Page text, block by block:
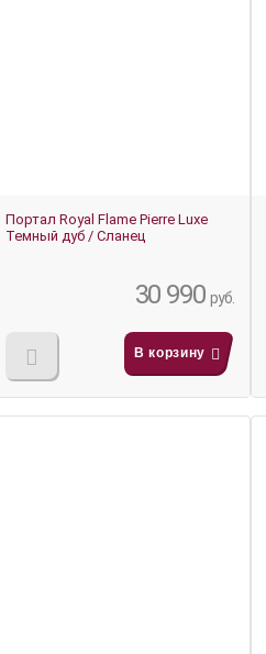
Портал Royal Flame Pierre Luxe
Темный дуб / Сланец
30 990руб.
В корзину